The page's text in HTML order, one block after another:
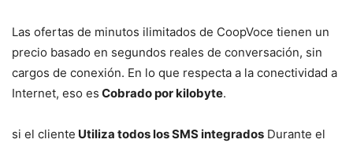
Las ofertas de minutos ilimitados de CoopVoce tienen un
precio basado en segundos reales de conversación, sin
cargos de conexión. En lo que respecta a la conectividad a
Internet, eso es Cobrado por kilobyte.
si el cliente Utiliza todos los SMS integrados Durante el